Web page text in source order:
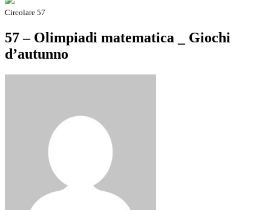
Circolare 57
57 – Olimpiadi matematica _ Giochi
d’autunno